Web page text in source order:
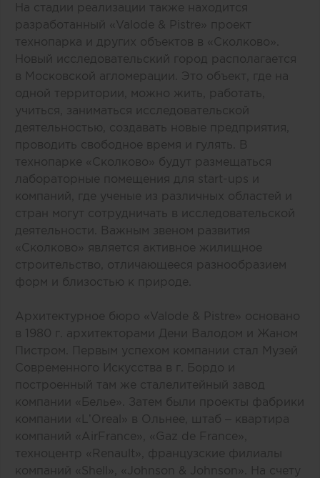
На стадии реализации также находится
разработанный «Valode & Pistre» проект
технопарка и других объектов в «Сколково».
Новый исследовательский город располагается
в Московской агломерации. Это объект, где на
одной территории, можно жить, работать,
учиться, заниматься исследовательской
деятельностью, создавать новые предприятия,
проводить свободное время и гулять. В
технопарке «Сколково» будут размещаться
лабораторные помещения для start-ups и
компаний, где ученые из различных областей и
стран могут сотрудничать в исследовательской
деятельности. Важным звеном развития
«Сколково» является активное жилищное
строительство, отличающееся разнообразием
форм и близостью к природе.
Архитектурное бюро «Valode & Pistre» основано
в 1980 г. архитекторами Дени Валодом и Жаном
Пистром. Первым успехом компании стал Музей
Современного Искусства в г. Бордо и
построенный там же сталелитейный завод
компании «Белье». Затем были проекты фабрики
компании «L’Oreal» в Ольнее, штаб – квартира
компаний «AirFrance», «Gaz de France»,
техноцентр «Renault», французские филиалы
компаний «Shell», «Johnson & Johnson». На счету